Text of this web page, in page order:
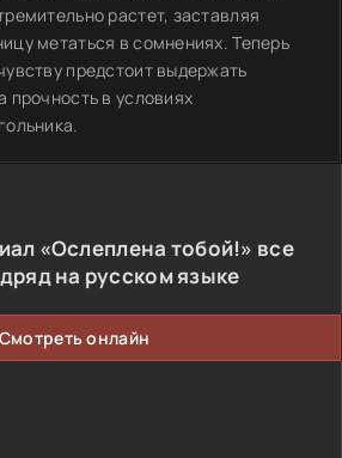
растет, заставляя
метаться в сомнениях. Теперь
предстоит выдержать
прочность в условиях
«Ослеплена тобой!» все
на русском языке
Смотреть онлайн